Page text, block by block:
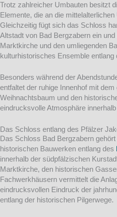
Trotz zahlreicher Umbauten besitzt
Elemente, die an die
Gleichzeitig fügt sich das Schloss
Altstadt von Bad Bergzabern ein
Marktkirche und den umliegenden
kulturhistorisches Ensemble entlang
Besonders während der
entfaltet der ruhige Innenhof mit
Weihnachtsbaum und den
eindrucksvolle Atmosphäre
Das Schloss entlang des Pfälzer
Das Schloss Bad Bergzabern
historischen Bauwerken entlang des
innerhalb der südpfälzischen
Marktkirche, den historischen
Fachwerkhäusern vermittelt die
eindrucksvollen Eindruck der
entlang der historischen Pilgerwege.